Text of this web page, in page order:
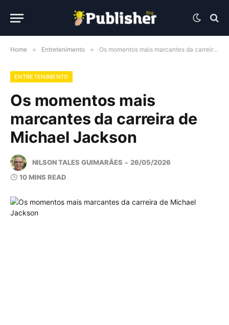
Home » Entretenimento » Os momentos mais marcantes da carreira de Michael Jackson
ENTRETENIMENTO
Os momentos mais
marcantes da carreira de
Michael Jackson
NILSON TALES GUIMARÃES
26/05/2026
10 MINS READ